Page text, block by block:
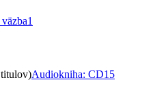
1
Audiokniha: CD15